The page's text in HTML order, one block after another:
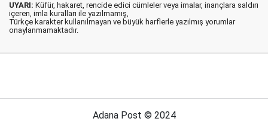
UYARI: Küfür, hakaret, rencide edici cümleler veya imalar, inançlara saldırı
içeren, imla kuralları ile yazılmamış,
Türkçe karakter kullanılmayan ve büyük harflerle yazılmış yorumlar
onaylanmamaktadır.
Adana Post © 2024